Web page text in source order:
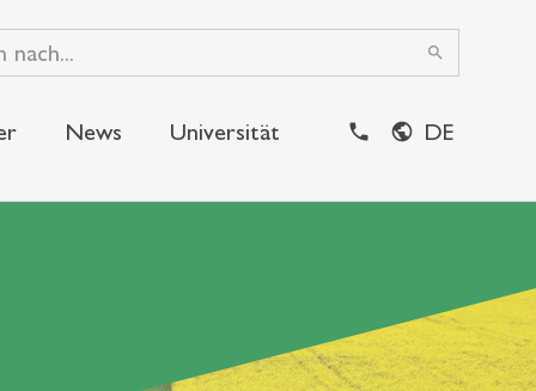
search
News Universität DE